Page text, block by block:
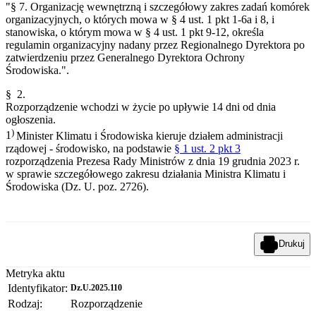
"§ 7. Organizację wewnętrzną i szczegółowy zakres zadań komórek
organizacyjnych, o których mowa w § 4 ust. 1 pkt 1-6a i 8, i
stanowiska, o którym mowa w § 4 ust. 1 pkt 9-12, określa
regulamin organizacyjny nadany przez Regionalnego Dyrektora po
zatwierdzeniu przez Generalnego Dyrektora Ochrony
Środowiska.".
§ 2.
Rozporządzenie wchodzi w życie po upływie 14 dni od dnia
ogłoszenia.
1) Minister Klimatu i Środowiska kieruje działem administracji
rządowej - środowisko, na podstawie § 1 ust. 2 pkt 3
rozporządzenia Prezesa Rady Ministrów z dnia 19 grudnia 2023 r.
w sprawie szczegółowego zakresu działania Ministra Klimatu i
Środowiska (Dz. U. poz. 2726).
Drukuj
Metryka aktu
Identyfikator: Dz.U.2025.110
Rodzaj: Rozporządzenie